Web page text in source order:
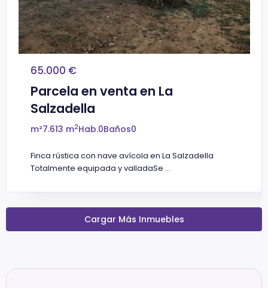
65.000 €
Parcela en venta en La
Salzadella
m²7.613 m2Hab.0Baños0
Finca rústica con nave avícola en La Salzadella
Totalmente equipada y valladaSe ...
Cargar Más Inmuebles